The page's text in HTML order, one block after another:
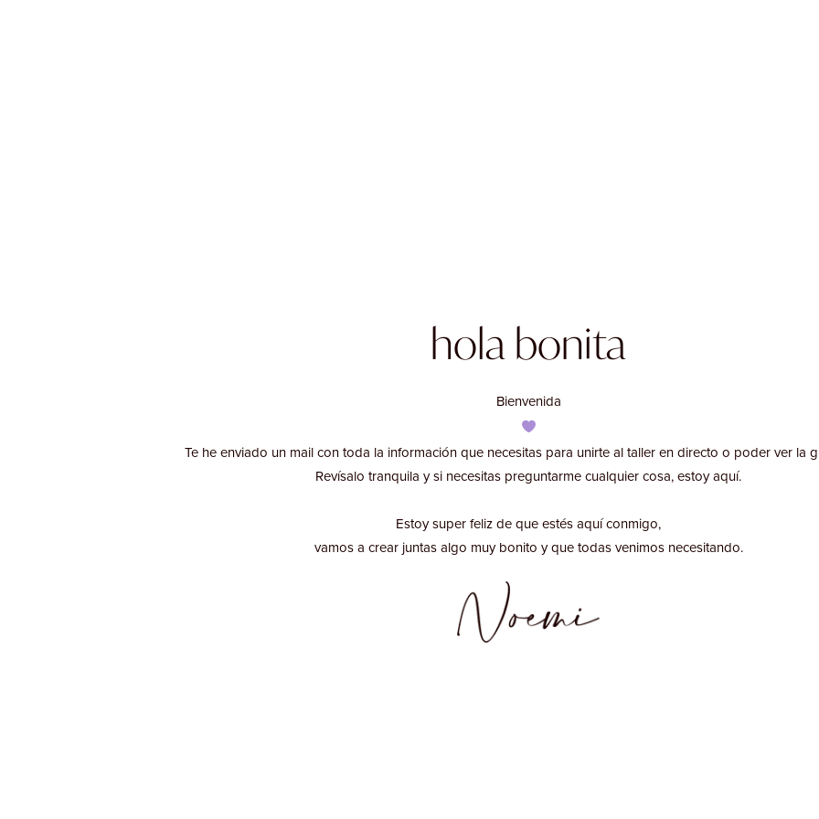
hola bonita
Bienvenida
Te he enviado un mail con toda la información que necesitas para unirte al taller en directo o poder ver la
Revísalo tranquila y si necesitas preguntarme cualquier cosa, estoy aquí.
Estoy super feliz de que estés aquí conmigo,
vamos a crear juntas algo muy bonito y que todas venimos necesitando.